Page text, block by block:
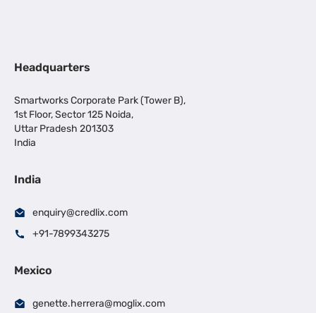
Headquarters
Smartworks Corporate Park (Tower B),
1st Floor, Sector 125 Noida,
Uttar Pradesh 201303
India
India
enquiry@credlix.com
+91-7899343275
Mexico
genette.herrera@moglix.com